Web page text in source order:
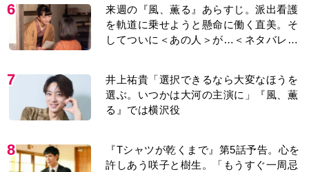
6
来週の『風、薫る』あらすじ。派出看護
を軌道に乗せようと懸命に働く直美。そ
してついに＜あの人＞が…＜ネタバレあ
7
井上祐貴「選択できるなら大変なほうを
選ぶ。いつかは大河の主演に」『風、薫
る』では横沢役
8
『Tシャツが乾くまで』第5話予告。心を
許しあう咲子と樹生。「もうすぐ一周忌